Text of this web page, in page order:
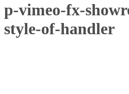
p-vimeo-fx-
style-of-handler